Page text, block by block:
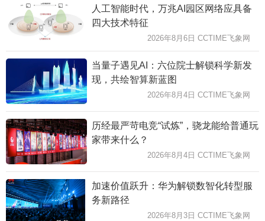
人工智能时代，万兆AI园区网络应具备
四大技术特征
2026年8月6日 CCTIME飞象网
当量子遇见AI：六位院士解锁科学新发
现，共绘智算新蓝图
2026年8月4日 CCTIME飞象网
历经最严苛电竞“试炼”，骁龙能给普通玩
家带来什么？
2026年8月4日 CCTIME飞象网
加速价值跃升：华为解锁数智化转型服
务新路径
2026年8月3日 CCTIME飞象网